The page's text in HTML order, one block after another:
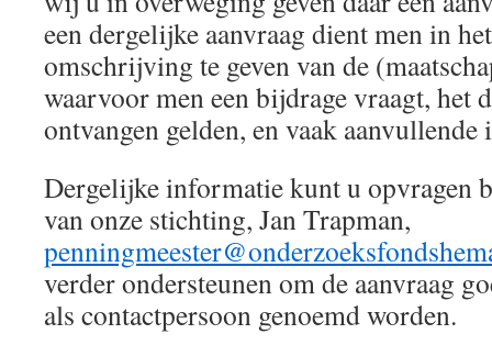
een dergelijke aanvraag dient men in
omschrijving te geven van de
waarvoor men een bijdrage vraagt, het
ontvangen gelden, en vaak
Dergelijke informatie kunt u opvragen
van onze stichting, Jan Trapman,
verder ondersteunen om de aanvraag
als contactpersoon genoemd worden.